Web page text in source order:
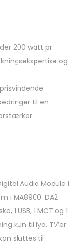
200 watt pr.
og
til en
Audio Module i
i MA8900. DA2
1 USB, 1 MCT og 1
kun til lyd. TV’er
sluttes til